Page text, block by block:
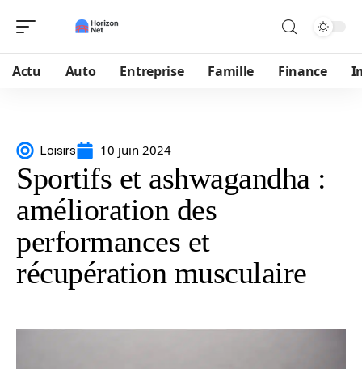
Actu Auto Entreprise Famille Finance
Loisirs 10 juin 2024
Sportifs et ashwagandha :
amélioration des
performances et
récupération musculaire